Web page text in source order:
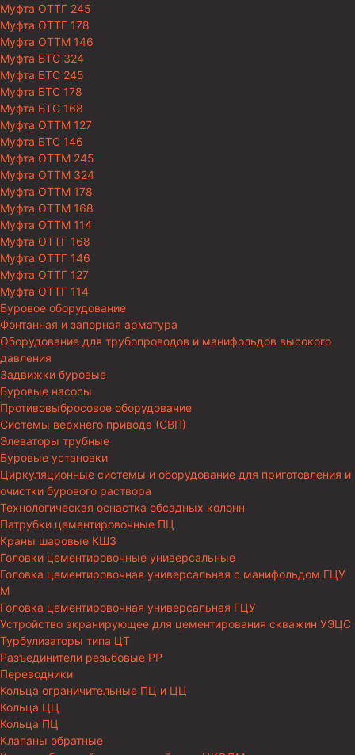
Муфта ОТТГ 245
Муфта ОТТГ 178
Муфта ОТТМ 146
Муфта БТС 324
Муфта БТС 245
Муфта БТС 178
Муфта БТС 168
Муфта ОТТМ 127
Муфта БТС 146
Муфта ОТТМ 245
Муфта ОТТМ 324
Муфта ОТТМ 178
Муфта ОТТМ 168
Муфта ОТТМ 114
Муфта ОТТГ 168
Муфта ОТТГ 146
Муфта ОТТГ 127
Муфта ОТТГ 114
Буровое оборудование
Фонтанная и запорная арматура
Оборудование для трубопроводов и манифольдов высокого
давления
Задвижки буровые
Буровые насосы
Противовыбросовое оборудование
Системы верхнего привода (СВП)
Элеваторы трубные
Буровые установки
Циркуляционные системы и оборудование для приготовления и
очистки бурового раствора
Технологическая оснастка обсадных колонн
Патрубки цементировочные ПЦ
Краны шаровые КШЗ
Головки цементировочные универсальные
Головка цементировочная универсальная с манифольдом ГЦУ
М
Головка цементировочная универсальная ГЦУ
Устройство экранирующее для цементирования скважин УЭЦС
Турбулизаторы типа ЦТ
Разъединители резьбовые РР
Переводники
Кольца ограничительные ПЦ и ЦЦ
Кольца ЦЦ
Кольца ПЦ
Клапаны обратные